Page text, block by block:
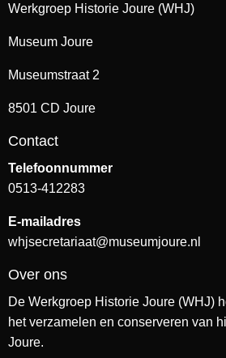
Werkgroep Historie Joure (WHJ)
Museum Joure
Museumstraat 2
8501 CD Joure
Contact
Telefoonnummer
0513-412283
E-mailadres
whjsecretariaat@museumjoure.nl
Over ons
De Werkgroep Historie Joure (WHJ)
het verzamelen en conserveren van
Joure.